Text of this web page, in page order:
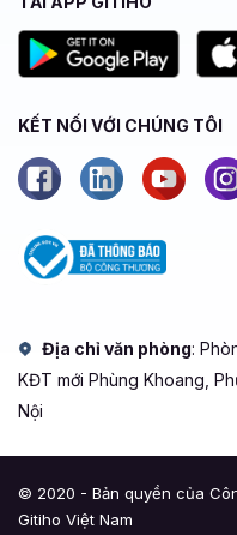
KẾT NỐI VỚI CHÚNG TÔI
Địa chỉ văn phòng:
KĐT mới Phùng Khoang,
Nội
© 2020 - Bản quyền của
Gitiho Việt Nam